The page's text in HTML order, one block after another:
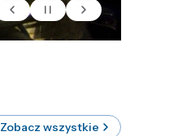
Zobacz wszystkie